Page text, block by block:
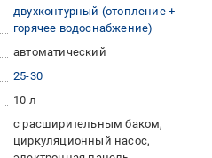
двухконтурный (отопление +
горячее водоснабжение)
автоматический
25-30
10 л
с расширительным баком
циркуляционный насос